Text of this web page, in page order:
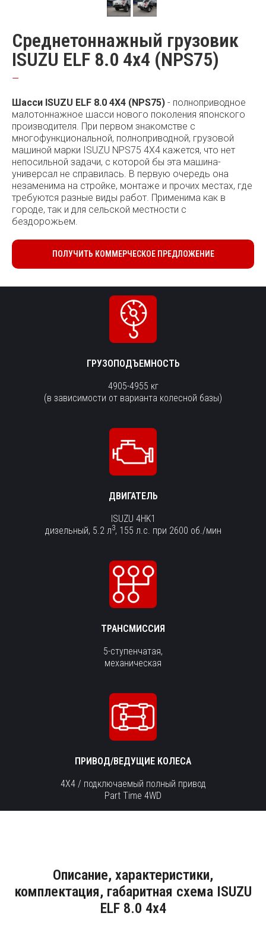
Среднетоннажный грузовик
ISUZU ELF 8.0 4x4 (NPS75)
—
Шасси ISUZU ELF 8.0 4X4 (NPS75) - полноприводное
малотоннажное шасси нового поколения японского
производителя. При первом знакомстве с
многофункциональной, полноприводной, грузовой
машиной марки ISUZU NPS75 4X4 кажется, что нет
непосильной задачи, с которой бы эта машина-
универсал не справилась. В первую очередь она
незаменима на стройке, монтаже и прочих местах, где
требуются разные виды работ. Применима как в
городе, так и для сельской местности с
бездорожьем.
ПОЛУЧИТЬ КОММЕРЧЕСКОЕ ПРЕДЛОЖЕНИЕ
ГРУЗОПОДЪЕМНОСТЬ
4905-4955 кг
(в зависимости от варианта колесной базы)
ДВИГАТЕЛЬ
ISUZU 4HK1
дизельный, 5.2 л3, 155 л.с. при 2600 об./мин
ТРАНСМИССИЯ
5-ступенчатая,
механическая
ПРИВОД/ВЕДУЩИЕ КОЛЕСА
4X4 / подключаемый полный привод
Part Time 4WD
Описание, характеристики,
комплектация, габаритная схема ISUZU
ELF 8.0 4x4